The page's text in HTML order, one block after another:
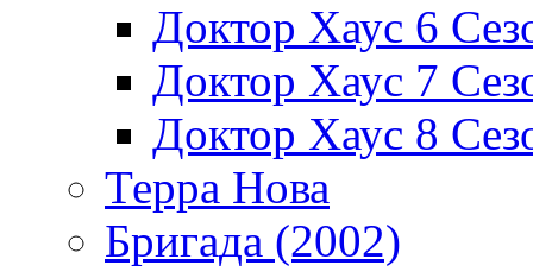
Доктор Хаус 6
Доктор Хаус 7
Доктор Хаус 8
Терра Нова
Бригада (2002)